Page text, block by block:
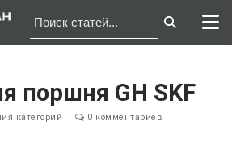
поршня GH SKF
категорий 0 комментариев